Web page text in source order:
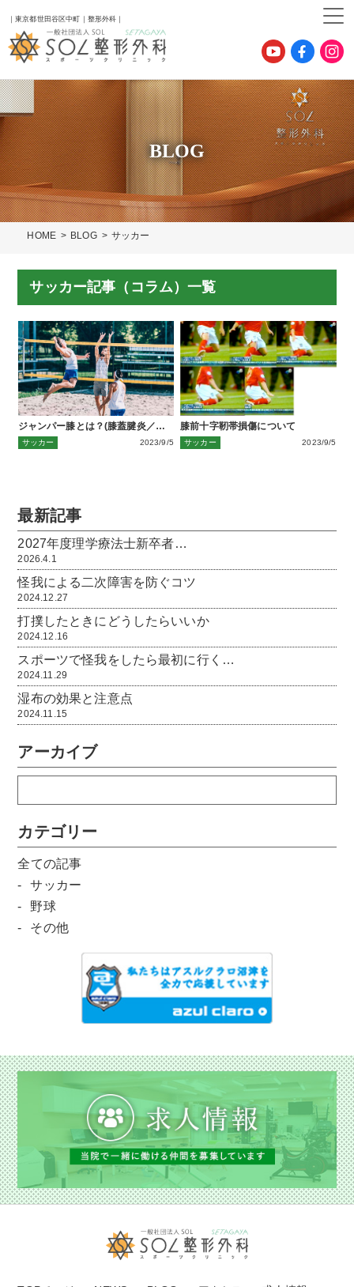
｜東京都世田谷区中町｜整形外科｜
BLOG
HOME BLOG サッカー
サッカー記事（コラム）一覧
ジャンパー膝とは？(膝蓋腱炎／…
サッカー 2023/9/5
膝前十字靭帯損傷について
サッカー 2023/9/5
最新記事
2027年度理学療法士新卒者…
2026.4.1
怪我による二次障害を防ぐコツ
2024.12.27
打撲したときにどうしたらいいか
2024.12.16
スポーツで怪我をしたら最初に行く…
2024.11.29
湿布の効果と注意点
2024.11.15
アーカイブ
カテゴリー
全ての記事
サッカー
野球
その他